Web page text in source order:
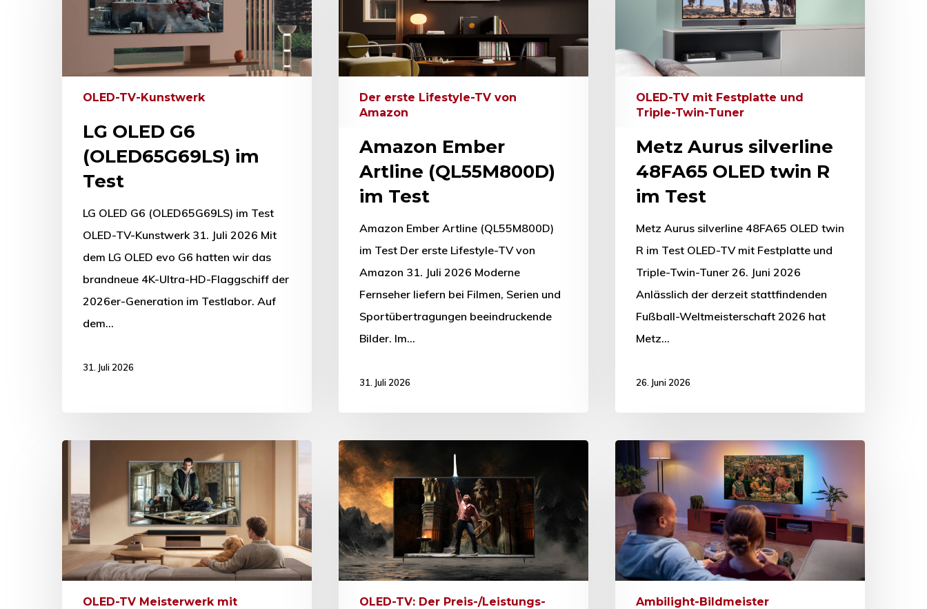
Drücken Sie Enter zum Suchen oder ESC zum Schließen.
OLED-TV-Kunstwerk
LG OLED G6
(OLED65G69LS) im
Test
LG OLED G6 (OLED65G69LS) im Test
OLED-TV-Kunstwerk 31. Juli 2026 Mit
dem LG OLED evo G6 hatten wir das
brandneue 4K-Ultra-HD-Flaggschiff der
2026er-Generation im Testlabor. Auf
dem…
31. Juli 2026
Der erste Lifestyle-TV von
Amazon
Amazon Ember
Artline (QL55M800D)
im Test
Amazon Ember Artline (QL55M800D)
im Test Der erste Lifestyle-TV von
Amazon 31. Juli 2026 Moderne
Fernseher liefern bei Filmen, Serien und
Sportübertragungen beeindruckende
Bilder. Im…
31. Juli 2026
OLED-TV mit Festplatte und
Triple-Twin-Tuner
Metz Aurus silverline
48FA65 OLED twin R
im Test
Metz Aurus silverline 48FA65 OLED twin
R im Test OLED-TV mit Festplatte und
Triple-Twin-Tuner 26. Juni 2026
Anlässlich der derzeit stattfindenden
Fußball-Weltmeisterschaft 2026 hat
Metz…
26. Juni 2026
OLED-TV Meisterwerk mit
OLED-TV: Der Preis-/Leistungs-
Ambilight-Bildmeister